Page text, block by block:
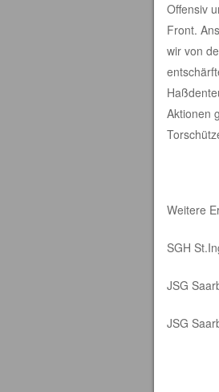
Offensiv
Front.
wir von
Aktionen
Weitere
SGH
JSG
JSG